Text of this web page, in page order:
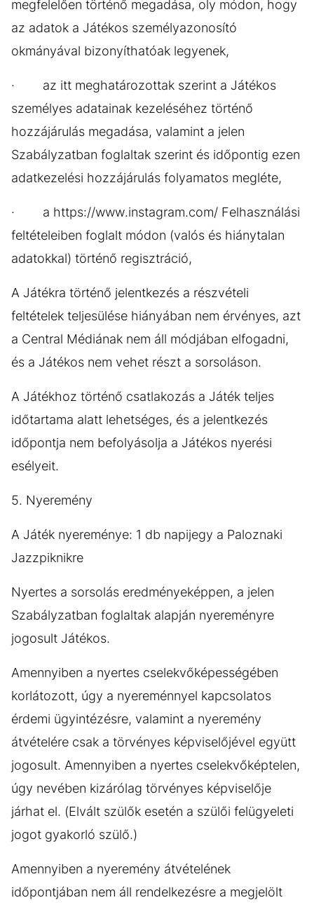
megfelelően történő megadása, oly módon, hogy
az adatok a Játékos személyazonosító
okmányával bizonyíthatóak legyenek,
· az itt meghatározottak szerint a Játékos
személyes adatainak kezeléséhez történő
hozzájárulás megadása, valamint a jelen
Szabályzatban foglaltak szerint és időpontig ezen
adatkezelési hozzájárulás folyamatos megléte,
· a https://www.instagram.com/ Felhasználási
feltételeiben foglalt módon (valós és hiánytalan
adatokkal) történő regisztráció,
A Játékra történő jelentkezés a részvételi
feltételek teljesülése hiányában nem érvényes, azt
a Central Médiának nem áll módjában elfogadni,
és a Játékos nem vehet részt a sorsoláson.
A Játékhoz történő csatlakozás a Játék teljes
időtartama alatt lehetséges, és a jelentkezés
időpontja nem befolyásolja a Játékos nyerési
esélyeit.
5. Nyeremény
A Játék nyereménye: 1 db napijegy a Paloznaki
Jazzpiknikre
Nyertes a sorsolás eredményeképpen, a jelen
Szabályzatban foglaltak alapján nyereményre
jogosult Játékos.
Amennyiben a nyertes cselekvőképességében
korlátozott, úgy a nyereménnyel kapcsolatos
érdemi ügyintézésre, valamint a nyeremény
átvételére csak a törvényes képviselőjével együtt
jogosult. Amennyiben a nyertes cselekvőképtelen,
úgy nevében kizárólag törvényes képviselője
járhat el. (Elvált szülők esetén a szülői felügyeleti
jogot gyakorló szülő.)
Amennyiben a nyeremény átvételének
időpontjában nem áll rendelkezésre a megjelölt